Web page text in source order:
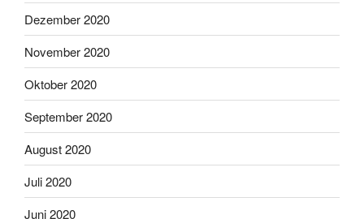
Dezember 2020
November 2020
Oktober 2020
September 2020
August 2020
Juli 2020
Juni 2020